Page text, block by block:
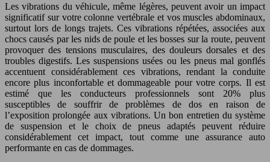
Les vibrations du véhicule, même légères, peuvent avoir un impact
significatif sur votre colonne vertébrale et vos muscles abdominaux,
surtout lors de longs trajets. Ces vibrations répétées, associées aux
chocs causés par les nids de poule et les bosses sur la route, peuvent
provoquer des tensions musculaires, des douleurs dorsales et des
troubles digestifs. Les suspensions usées ou les pneus mal gonflés
accentuent considérablement ces vibrations, rendant la conduite
encore plus inconfortable et dommageable pour votre corps. Il est
estimé que les conducteurs professionnels sont 20% plus
susceptibles de souffrir de problèmes de dos en raison de
l’exposition prolongée aux vibrations. Un bon entretien du système
de suspension et le choix de pneus adaptés peuvent réduire
considérablement cet impact, tout comme une assurance auto
performante en cas de dommages.